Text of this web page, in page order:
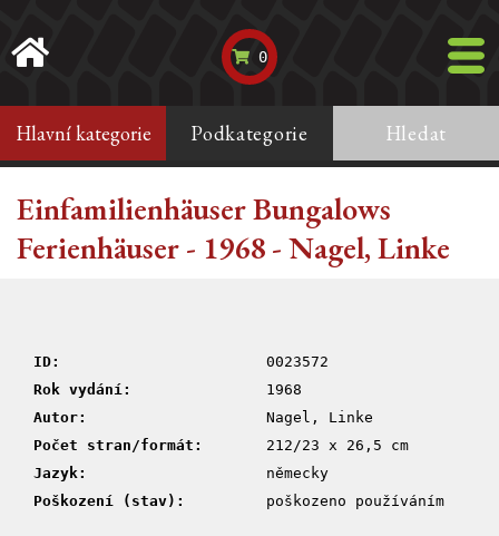
0
Hlavní kategorie Podkategorie Hledat
Einfamilienhäuser Bungalows
Ferienhäuser - 1968 - Nagel, Linke
ID:
0023572
Rok vydání:
1968
Autor:
Nagel, Linke
Počet stran/formát:
212/23 x 26,5 cm
Jazyk:
německy
Poškození (stav):
poškozeno používáním